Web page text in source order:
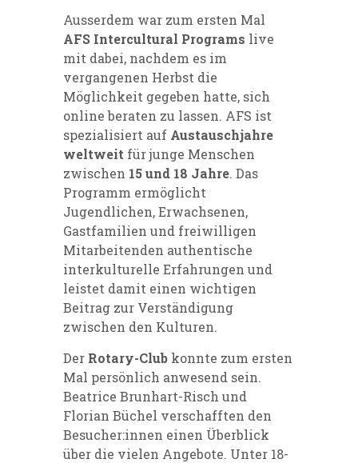
Ausserdem war zum ersten Mal
AFS Intercultural Programs live
mit dabei, nachdem es im
vergangenen Herbst die
Möglichkeit gegeben hatte, sich
online beraten zu lassen. AFS ist
spezialisiert auf Austauschjahre
weltweit für junge Menschen
zwischen 15 und 18 Jahre. Das
Programm ermöglicht
Jugendlichen, Erwachsenen,
Gastfamilien und freiwilligen
Mitarbeitenden authentische
interkulturelle Erfahrungen und
leistet damit einen wichtigen
Beitrag zur Verständigung
zwischen den Kulturen.
Der Rotary-Club konnte zum ersten
Mal persönlich anwesend sein.
Beatrice Brunhart-Risch und
Florian Büchel verschafften den
Besucher:innen einen Überblick
über die vielen Angebote. Unter 18-